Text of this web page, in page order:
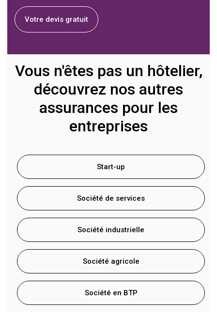
Votre devis gratuit
Vous n'êtes pas un hôtelier,
découvrez nos autres
assurances pour les
entreprises
Start-up
Société de services
Société industrielle
Société agricole
Société en BTP